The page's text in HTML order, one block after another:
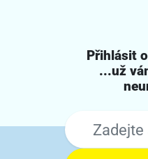
Přihlásit
...už